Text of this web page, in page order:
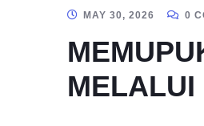
MAY 30, 2026 0
MELALUI